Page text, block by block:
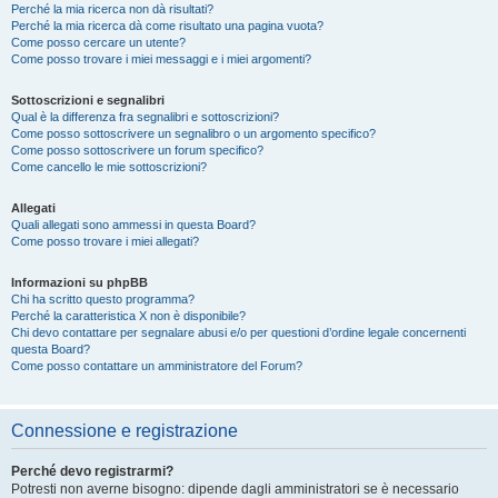
Perché la mia ricerca non dà risultati?
Perché la mia ricerca dà come risultato una pagina vuota?
Come posso cercare un utente?
Come posso trovare i miei messaggi e i miei argomenti?
Sottoscrizioni e segnalibri
Qual è la differenza fra segnalibri e sottoscrizioni?
Come posso sottoscrivere un segnalibro o un argomento specifico?
Come posso sottoscrivere un forum specifico?
Come cancello le mie sottoscrizioni?
Allegati
Quali allegati sono ammessi in questa Board?
Come posso trovare i miei allegati?
Informazioni su phpBB
Chi ha scritto questo programma?
Perché la caratteristica X non è disponibile?
Chi devo contattare per segnalare abusi e/o per questioni d’ordine legale concernenti
questa Board?
Come posso contattare un amministratore del Forum?
Connessione e registrazione
Perché devo registrarmi?
Potresti non averne bisogno: dipende dagli amministratori se è necessario